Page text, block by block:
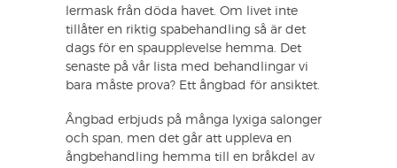
lermask från döda havet. Om livet inte
tillåter en riktig spabehandling så är det
dags för en spaupplevelse hemma. Det
senaste på vår lista med behandlingar vi
bara måste prova? Ett ångbad för ansiktet.
Ångbad erbjuds på många lyxiga salonger
och span, men det går att uppleva en
ångbehandling hemma till en bråkdel av